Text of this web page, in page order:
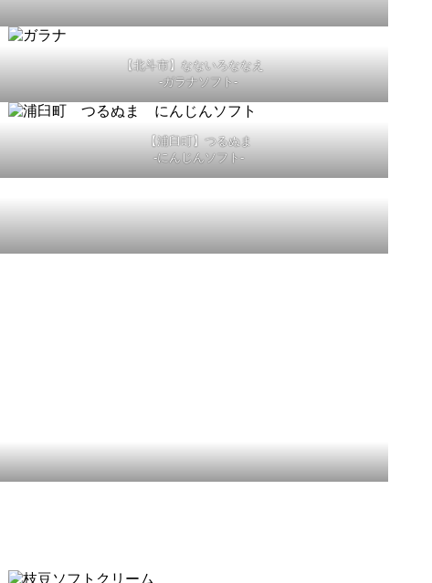
【北斗市】なないろななえ
-ガラナソフト-
【浦臼町】つるぬま
-にんじんソフト-